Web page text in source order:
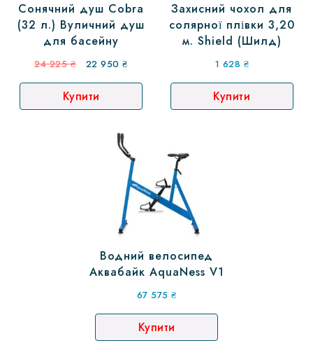
Сонячний душ Cobra
(32 л.) Вуличний душ
для басейну
24 225₴
Оригінальна
ціна:
24
225 ₴.
22 950₴Поточна
ціна:
950 ₴.
Купити
Захисний чохол для
солярної плівки 3,20
м. Shield (Шилд)
1 628 ₴
Купити
Водний велосипед
Аквабайк AquaNess V1
67 575 ₴
Купити